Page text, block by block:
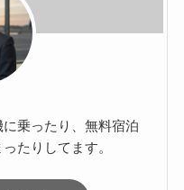
乗ったり、無料宿泊
たりしてます。